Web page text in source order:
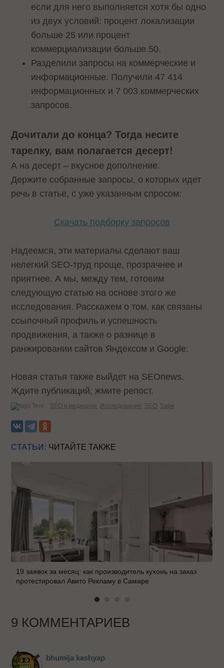
если для него выполняется хотя бы одно
из двух условий: процент локализации
больше 25 или процент
коммерциализации больше 50.
Разделили запросы на коммерческие и
информационные. Получили 47 414
информационных и 7 003 коммерческих
запросов.
Дочитали до конца? Тогда несите
тарелку, вам полагается десерт!
А на десерт – вкусное дополнение.
Держите собранные запросы, о которых идет
речь в статье, с уже указанным спросом:
Скачать подборку запросов
Надеемся, эти материалы сделают ваш
нелегкий SEO-труд проще, прозрачнее и
приятнее. А мы, между тем, готовим
следующую статью на основе этого же
исследования. Расскажем о том, как связаны
ссылочный профиль и успешность
продвижения, а также о разнице в
ранжировании сайтов Яндексом и Google.
Новая статья также выйдет на SEOnews.
Ждите публикаций, жмите репост.
Теги: SEO в медицине Исследования SEO Sape
СТАТЬИ: ЧИТАЙТЕ ТАКЖЕ
19 заявок за месяц: как производитель кухонь на заказ
протестировал Авито Рекламу в Самаре
9 КОММЕНТАРИЕВ
bhumija kashyap